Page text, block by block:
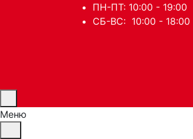
ПН-ПТ: 10:00 - 19:00
СБ-ВС: 10:00 - 18:00
Меню